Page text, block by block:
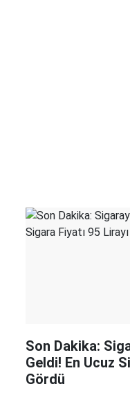
Son Dakika:
Geldi! En Ucuz
Gördü